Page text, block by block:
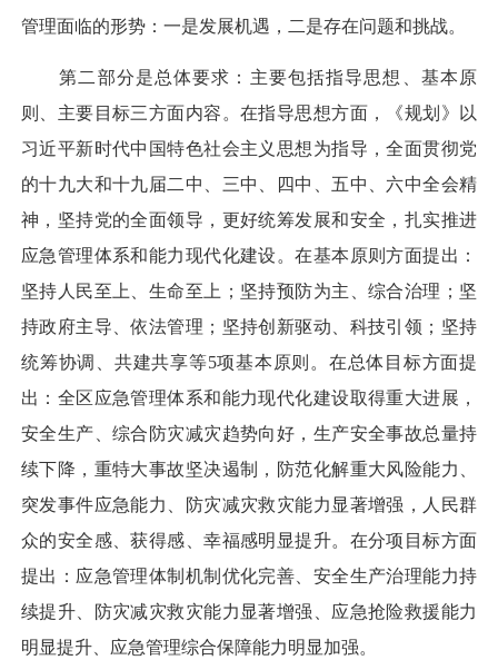
管理面临的形势：一是发展机遇，二是存在问题和挑战。
第二部分是总体要求：主要包括指导思想、基本原
则、主要目标三方面内容。在指导思想方面，《规划》以
习近平新时代中国特色社会主义思想为指导，全面贯彻党
的十九大和十九届二中、三中、四中、五中、六中全会精
神，坚持党的全面领导，更好统筹发展和安全，扎实推进
应急管理体系和能力现代化建设。在基本原则方面提出：
坚持人民至上、生命至上；坚持预防为主、综合治理；坚
持政府主导、依法管理；坚持创新驱动、科技引领；坚持
统筹协调、共建共享等5项基本原则。在总体目标方面提
出：全区应急管理体系和能力现代化建设取得重大进展，
安全生产、综合防灾减灾趋势向好，生产安全事故总量持
续下降，重特大事故坚决遏制，防范化解重大风险能力、
突发事件应急能力、防灾减灾救灾能力显著增强，人民群
众的安全感、获得感、幸福感明显提升。在分项目标方面
提出：应急管理体制机制优化完善、安全生产治理能力持
续提升、防灾减灾救灾能力显著增强、应急抢险救援能力
明显提升、应急管理综合保障能力明显加强。